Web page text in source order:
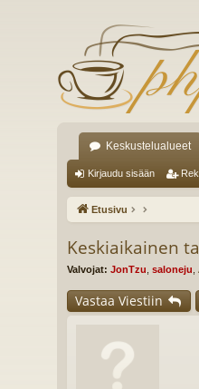
Keskustelualueet
Kirjaudu sisään
Etusivu
Keskiaikainen
Valvojat: JonTzu saloneju
Vastaa Viestiin